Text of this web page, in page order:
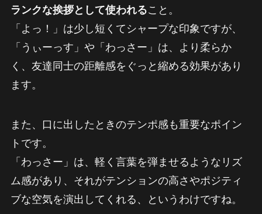
ランクな挨拶として使われること。
「よっ！」は少し短くてシャープな印象ですが、
「うぃーっす」や「わっさー」は、より柔らか
く、友達同士の距離感をぐっと縮める効果があり
ます。
また、口に出したときのテンポ感も重要なポイン
トです。
「わっさー」は、軽く言葉を弾ませるようなリズ
ム感があり、それがテンションの高さやポジティ
ブな空気を演出してくれる、というわけですね。